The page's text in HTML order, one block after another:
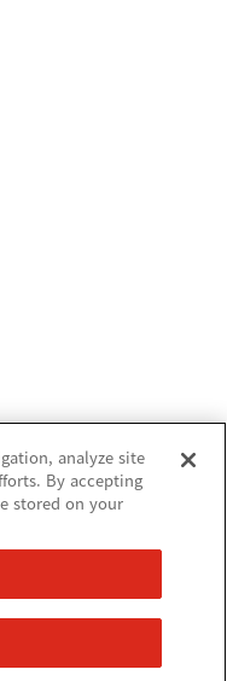
analyze site
By accepting
stored on your